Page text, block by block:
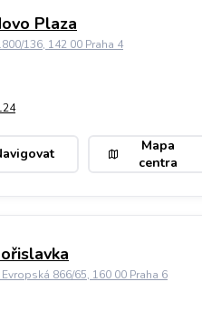
Plaza
136, 142 00 Praha 4
Mapa
centra
866/65, 160 00 Praha 6